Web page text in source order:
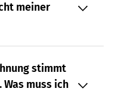
meiner
stimmt
muss ich